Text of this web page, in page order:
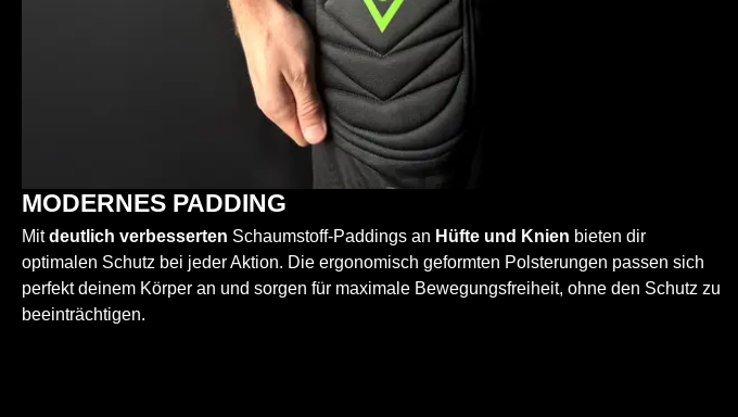
MODERNES PADDING
Mitdeutlich verbesserten Schaumstoff-Paddings an Hüfte und Knien bieten dir
optimalen Schutz bei jeder Aktion. Die ergonomisch geformten Polsterungen passen sich
perfekt deinem Körper an und sorgen für maximale Bewegungsfreiheit, ohne den Schutz zu
beeinträchtigen.